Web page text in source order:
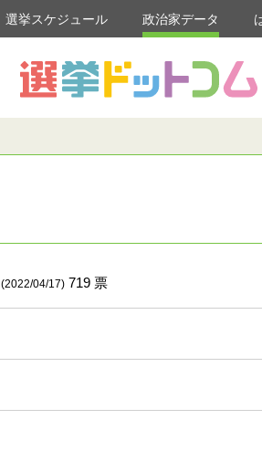
選挙スケジュール 政治家データ
(2022/04/17)719 票